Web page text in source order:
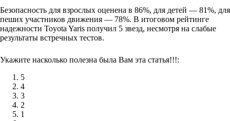
Безопасность для взрослых оценена в 86%, для детей — 81%, для
пеших участников движения — 78%. В итоговом рейтинге
надежности Toyota Yaris получил 5 звезд, несмотря на слабые
результаты встречных тестов.
Укажите насколько полезна была Вам эта статья!!!:
5
4
3
2
1